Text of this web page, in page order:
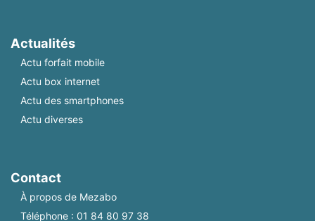
Actualités
Actu forfait mobile
Actu box internet
Actu des smartphones
Actu diverses
Contact
À propos de Mezabo
Téléphone : 01 84 80 97 38